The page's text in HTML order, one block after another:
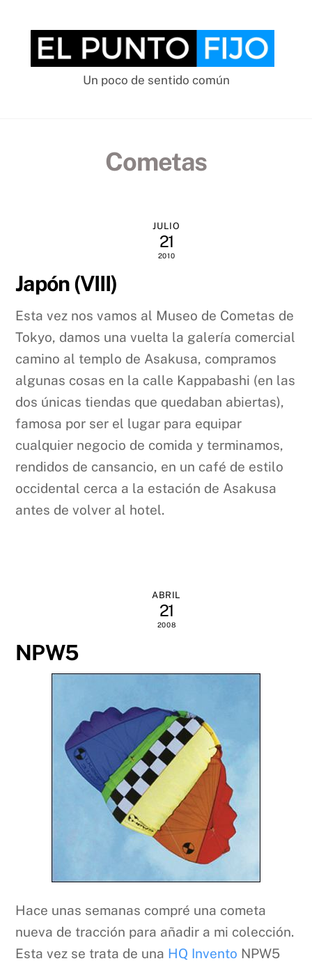
content
Un poco de sentido común
Cometas
JULIO
21
2010
Japón (VIII)
Esta vez nos vamos al Museo de Cometas de
Tokyo, damos una vuelta la galería comercial
camino al templo de Asakusa, compramos
algunas cosas en la calle Kappabashi (en las
dos únicas tiendas que quedaban abiertas),
famosa por ser el lugar para equipar
cualquier negocio de comida y terminamos,
rendidos de cansancio, en un café de estilo
occidental cerca a la estación de Asakusa
antes de volver al hotel.
ABRIL
21
2008
NPW5
Hace unas semanas compré una cometa
nueva de tracción para añadir a mi colección.
Esta vez se trata de una HQ Invento NPW5